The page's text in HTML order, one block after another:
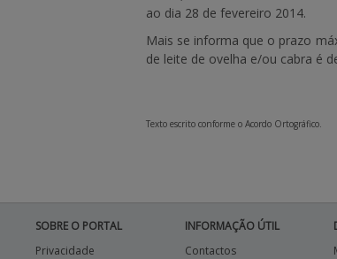
ao dia 28 de fevereiro 2014.
Mais se informa que o prazo
de leite de ovelha e/ou cabra é
Texto escrito conforme o Acordo Ortográfico.
SOBRE O PORTAL
Privacidade
INFORMAÇÃO ÚTIL
Contactos